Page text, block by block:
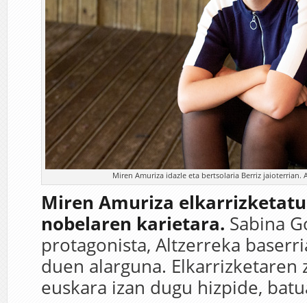
Miren Amuriza idazle eta bertsolaria Berriz jaioterrian.
Miren Amuriza
nobelaren karietara. Sabina
protagonista, Altzerreka
duen alarguna. Elkarrizketaren
euskara izan dugu hizpide,